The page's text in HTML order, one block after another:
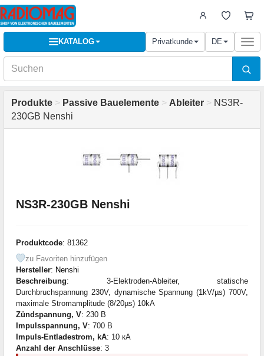
KATALOG Privatkunde DE
Produkte > Passive Bauelemente > Ableiter > NS3R-
230GB Nenshi
NS3R-230GB Nenshi
Produktcode: 81362
zu Favoriten hinzufügen
Hersteller: Nenshi
Beschreibung: 3-Elektroden-Ableiter, statische
Durchbruchspannung 230V, dynamische Spannung (1kV/µs) 700V,
maximale Stromamplitude (8/20µs) 10kA
Zündspannung, V: 230 В
Impulsspannung, V: 700 В
Impuls-Entladestrom, kA: 10 кА
Anzahl der Anschlüsse: 3